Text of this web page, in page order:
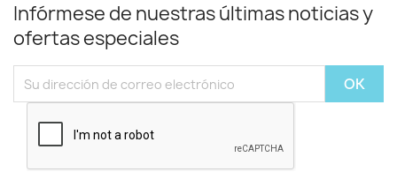
Infórmese de nuestras últimas noticias y
ofertas especiales